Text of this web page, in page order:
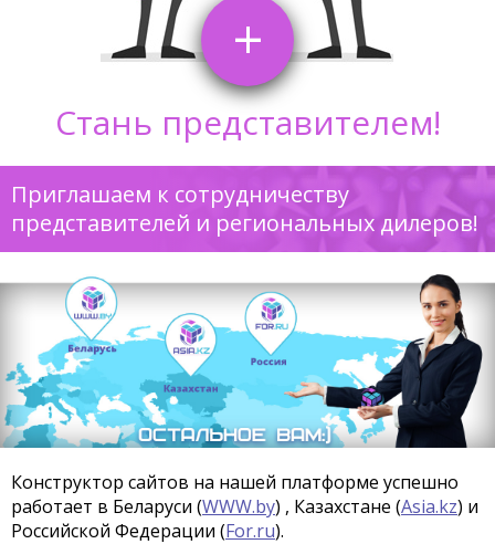
+
Стань представителем!
Приглашаем к сотрудничеству
представителей и региональных дилеров!
Конструктор сайтов на нашей платформе успешно
работает в Беларуси (WWW.by) , Казахстане (Asia.kz) и
Российской Федерации (For.ru).